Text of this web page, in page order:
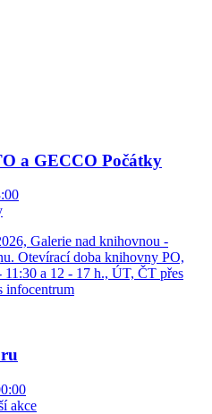
a GECCO Počátky
Galerie nad knihovnou -
Otevírací doba knihovny PO,
a 12 - 17 h., ÚT, ČT přes
infocentrum
akce